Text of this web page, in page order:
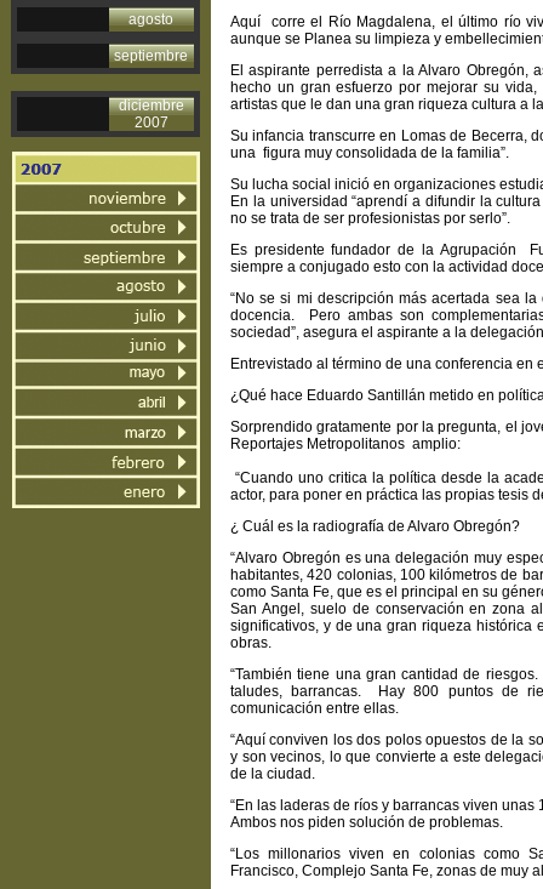
agosto
septiembre
diciembre
2007
Aquí corre el Río Magdalena, el último río
aunque se Planea su limpieza y
El aspirante perredista a la Alvaro Obregón,
hecho un gran esfuerzo por mejorar su
artistas que le dan una gran riqueza cultura a
Su infancia transcurre en Lomas de Becerra,
una figura muy consolidada de la familia”.
Su lucha social inició en organizaciones
En la universidad “aprendí a difundir la
no se trata de ser profesionistas por serlo”.
Es presidente fundador de la Agrupación
siempre a conjugado esto con la actividad
“No se si mi descripción más acertada sea
docencia. Pero ambas son
sociedad”, asegura el aspirante a la
Entrevistado al término de una conferencia
¿Qué hace Eduardo Santillán metido en
Sorprendido gratamente por la pregunta, el
Reportajes Metropolitanos amplio:
“Cuando uno critica la política desde la
actor, para poner en práctica las propias tesis
¿ Cuál es la radiografía de Alvaro Obregón?
“Alvaro Obregón es una delegación muy
habitantes, 420 colonias, 100 kilómetros de
como Santa Fe, que es el principal en su
San Angel, suelo de conservación en zona
significativos, y de una gran riqueza histórica
obras.
“También tiene una gran cantidad de
taludes, barrancas. Hay 800 puntos de
comunicación entre ellas.
“Aquí conviven los dos polos opuestos de la
y son vecinos, lo que convierte a este
de la ciudad.
“En las laderas de ríos y barrancas viven
Ambos nos piden solución de problemas.
“Los millonarios viven en colonias como
Francisco, Complejo Santa Fe, zonas de muy